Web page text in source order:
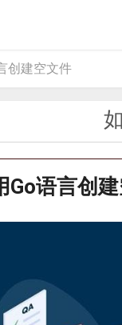
创建空文件
Go语言创